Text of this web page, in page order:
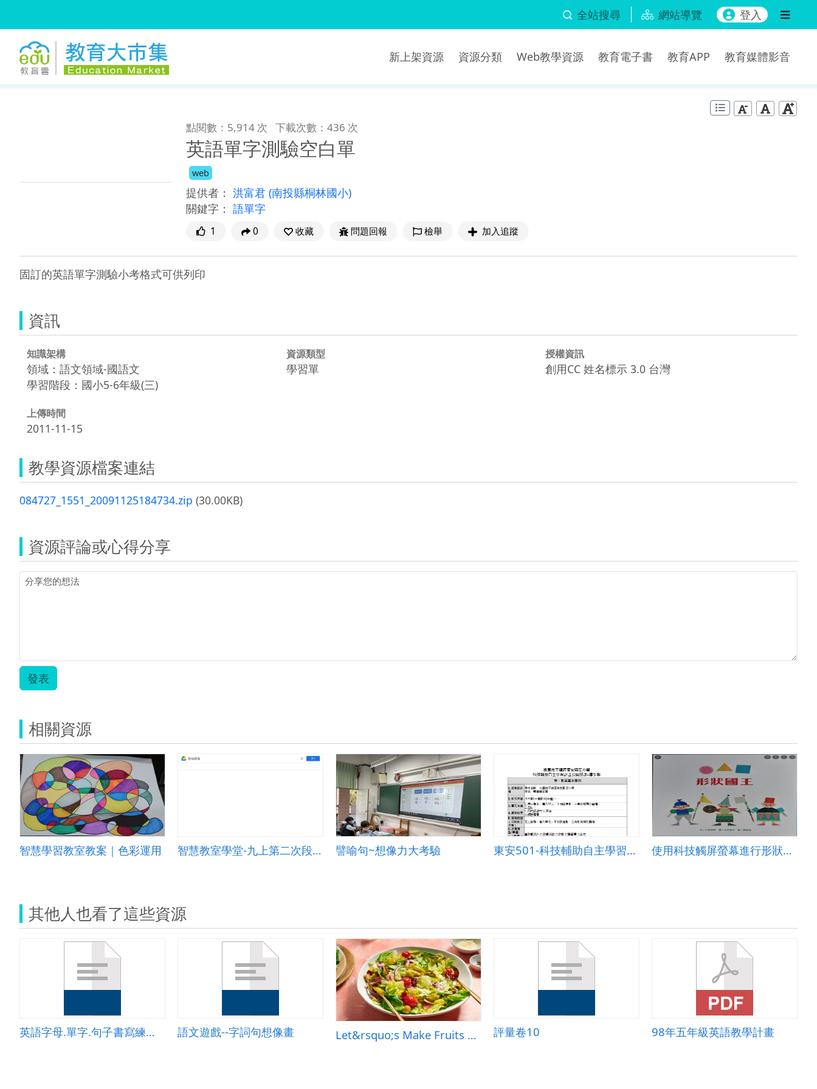
全站搜尋 網站導覽 登入
新上架資源 資源分類 Web教學資源 教育電子書 教育APP 教育媒體影音
點閱數：5,914 次 下載次數：436 次
英語單字測驗空白單
web
提供者： 洪富君 (南投縣桐林國小)
關鍵字： 語單字
1 0 收藏 問題回報 檢舉 加入追蹤
固訂的英語單字測驗小考格式可供列印
資訊
知識架構
領域：語文領域-國語文
學習階段：國小5-6年級(三)
資源類型
學習單
授權資訊
創用CC 姓名標示 3.0 台灣
上傳時間
2011-11-15
教學資源檔案連結
084727_1551_20091125184734.zip (30.00KB)
資源評論或心得分享
發表
相關資源
智慧學習教室教案｜色彩運用 智慧教室學堂-九上第二次段考段考複習 譬喻句~想像力大考驗 東安501-科技輔助自主學習教案 使用科技觸屏螢幕進行形狀教學
其他人也看了這些資源
英語字母.單字.句子書寫練習空白單 語文遊戲--字詞句想像畫 Let&rsquo;s Make Fruits Salad? 評量卷10 98年五年級英語教學計畫